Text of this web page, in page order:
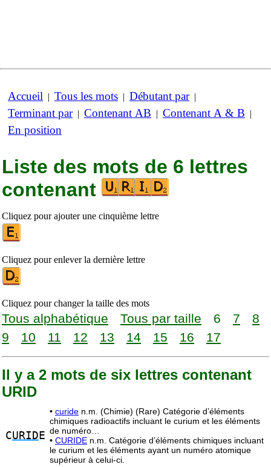
Accueil | Tous les mots | Débutant par|
Terminant par| Contenant AB | Contenant A & B |
En position
Liste des mots de 6 lettres
contenant
Cliquez pour ajouter une cinquième lettre
Cliquez pour enlever la dernière lettre
Cliquez pour changer la taille des mots
Tous alphabétique Tous par taille 6 7
8
9
10 11 12 13 14 15 16 17
Il y a 2 mots de six lettres contenant
URID
CURID E
• curide n.m. (Chimie) (Rare) Catégorie d’éléments
chimiques radioactifs incluant le curium et les éléments
de numéro…
• CURIDE n.m. Catégorie d’éléments chimiques incluant
le curium et les éléments ayant un numéro atomique
supérieur à celui-ci.